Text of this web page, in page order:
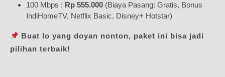
100 Mbps : Rp 555.000 (Biaya Pasang: Gratis, Bonus
IndiHomeTV, Netflix Basic, Disney+ Hotstar)
Buat lo yang doyan nonton, paket ini bisa jadi
pilihan terbaik!